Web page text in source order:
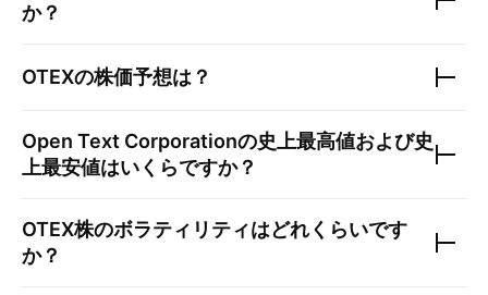
か？
OTEXの株価予想は？
Open Text Corporationの史上最高値および史
上最安値はいくらですか？
OTEX株のボラティリティはどれくらいです
か？